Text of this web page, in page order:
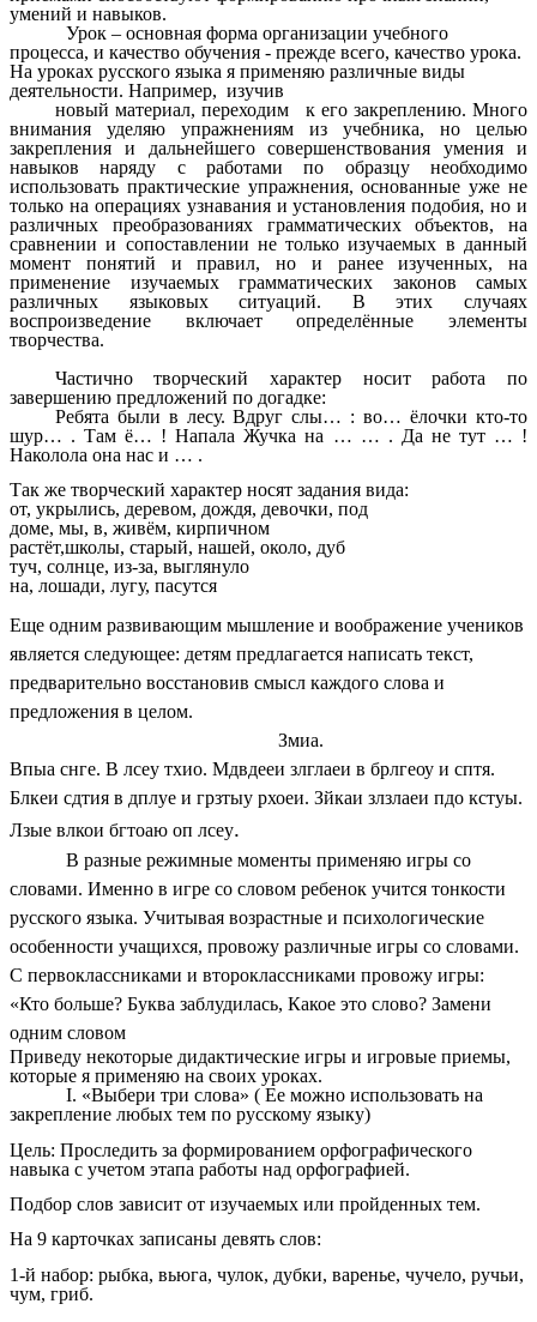
умений и навыков.
Урок – основная форма организации учебного
процесса, и качество обучения - прежде всего, качество урока.
На уроках русского языка я применяю различные виды
деятельности. Например, изучив
новый материал, переходим к его закреплению. Много
внимания уделяю упражнениям из учебника, но целью
закрепления и дальнейшего совершенствования умения и
навыков наряду с работами по образцу необходимо
использовать практические упражнения, основанные уже не
только на операциях узнавания и установления подобия, но и
различных преобразованиях грамматических объектов, на
сравнении и сопоставлении не только изучаемых в данный
момент понятий и правил, но и ранее изученных, на
применение изучаемых грамматических законов самых
различных языковых ситуаций. В этих случаях
воспроизведение включает определённые элементы
творчества.
Частично творческий характер носит работа по
завершению предложений по догадке:
Ребята были в лесу. Вдруг слы… : во… ёлочки кто-то
шур… . Там ё… ! Напала Жучка на … … . Да не тут … !
Наколола она нас и … .
Так же творческий характер носят задания вида:
от, укрылись, деревом, дождя, девочки, под
доме, мы, в, живём, кирпичном
растёт,школы, старый, нашей, около, дуб
туч, солнце, из-за, выглянуло
на, лошади, лугу, пасутся
Еще одним развивающим мышление и воображение учеников
является следующее: детям предлагается написать текст,
предварительно восстановив смысл каждого слова и
предложения в целом.
Змиа.
Впыа снге. В лсеу тхио. Мдвдееи злглаеи в брлгеоу и сптя.
Блкеи сдтия в дплуе и грзтыу рхоеи. Зйкаи злзлаеи пдо кстуы.
Лзые влкои бгтоаю оп лсеу.
В разные режимные моменты применяю игры со
словами. Именно в игре со словом ребенок учится тонкости
русского языка. Учитывая возрастные и психологические
особенности учащихся, провожу различные игры со словами.
С первоклассниками и второклассниками провожу игры:
«Кто больше? Буква заблудилась, Какое это слово? Замени
одним словом
Приведу некоторые дидактические игры и игровые приемы,
которые я применяю на своих уроках.
I. «Выбери три слова» ( Ее можно использовать на
закрепление любых тем по русскому языку)
Цель: Проследить за формированием орфографического
навыка с учетом этапа работы над орфографией.
Подбор слов зависит от изучаемых или пройденных тем.
На 9 карточках записаны девять слов:
1-й набор: рыбка, вьюга, чулок, дубки, варенье, чучело, ручьи,
чум, гриб.